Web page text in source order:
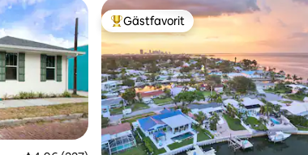
Populär gästfavorit
Gästfavorit